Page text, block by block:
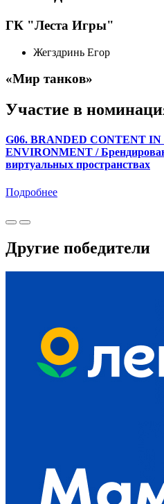
ГК "Леста Игры"
Жегздринь Егор
«Мир танков»
Участие в
G06. BRANDED CONTENT
ENVIRONMENT /
виртуальных пространствах
Подробнее
Другие победители